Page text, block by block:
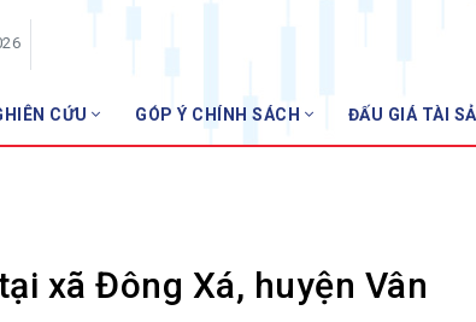
CỨU GÓP Ý CHÍNH SÁCH ĐẤU GIÁ TÀI
xã Đông Xá, huyện Vân